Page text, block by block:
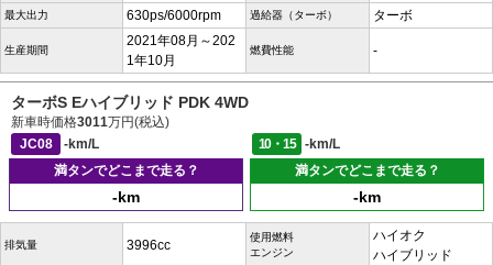
最大出力 630ps/6000rpm 過給器（ターボ） ターボ
生産期間
2021年08月～202
1年10月
燃費性能 -
ターボS Eハイブリッド PDK 4WD
新車時価格3011万円(税込)
JC08
-km/L 10・15
-km/L
満タンでどこまで走る？
-km
満タンでどこまで走る？
-km
排気量 3996cc
使用燃料
エンジン
ハイオク
ハイブリッド